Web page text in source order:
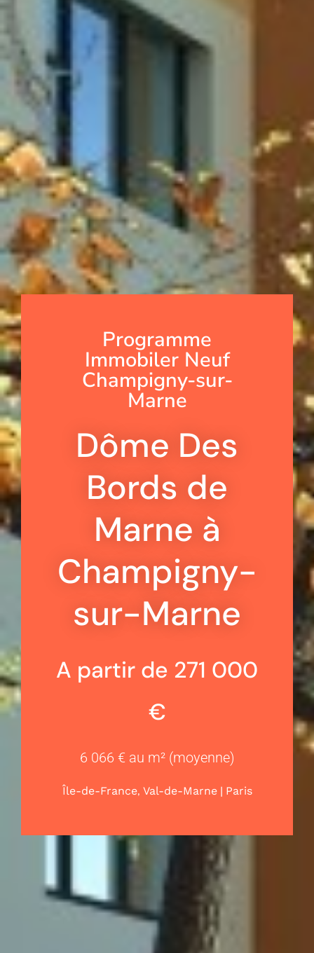
Programme
Immobiler Neuf
Champigny-sur-
Marne
Dôme Des
Bords de
Marne à
Champigny-
sur-Marne
A partir de 271 000
€
6 066 € au m² (moyenne)
Île-de-France, Val-de-Marne| Paris